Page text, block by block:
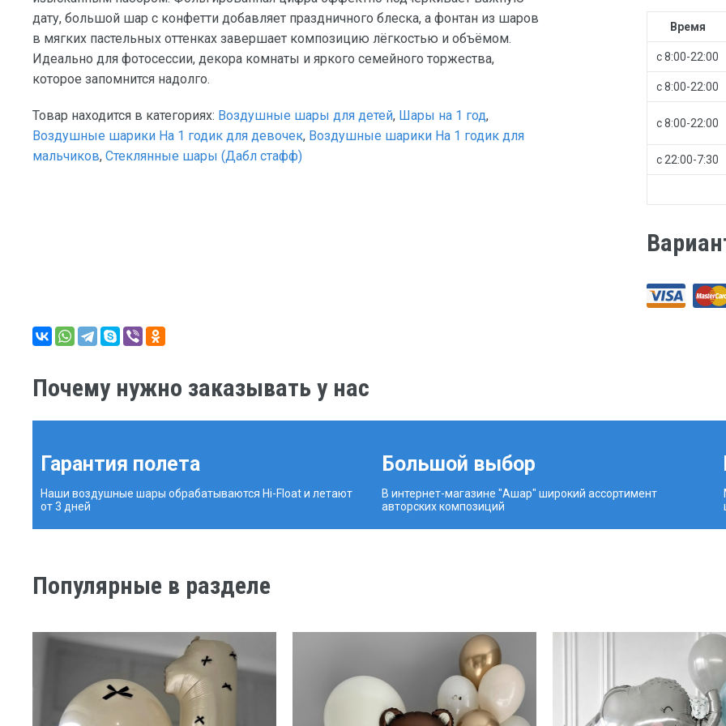
дату, большой шар с конфетти добавляет праздничного блеска, а фонтан из шаров
в мягких пастельных оттенках завершает композицию лёгкостью и объёмом.
Идеально для фотосессии, декора комнаты и яркого семейного торжества,
которое запомнится надолго.
Товар находится в категориях: Воздушные шары для детей, Шары на 1 год,
Воздушные шарики На 1 годик для девочек, Воздушные шарики На 1 годик для
мальчиков, Стеклянные шары (Дабл стафф)
Время
с 8:00-22:00
с 8:00-22:00
с 8:00-22:00
с 22:00-7:30
Почему нужно заказывать у нас
Гарантия полета
Наши воздушные шары обрабатываются Hi-Float и летают
от 3 дней
Большой выбор
В интернет-магазине "Ашар" широкий ассортимент
авторских композиций
Популярные в разделе